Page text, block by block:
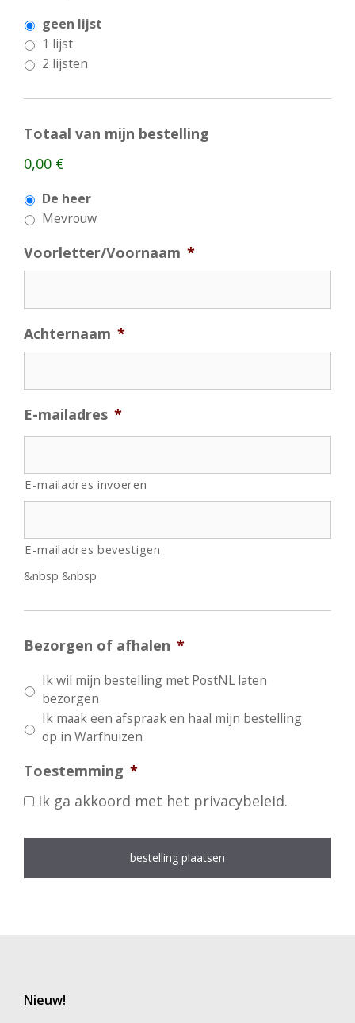
geen lijst
1 lijst
2 lijsten
Totaal van mijn bestelling
0,00 €
G
e
n
t
t
e
l
De heer
Mevrouw
Voorletter/Voornaam *
Achternaam *
E-mailadres *
E-mailadres invoeren
E-mailadres bevestigen
&nbsp &nbsp
Bezorgen of afhalen *
Ik wil mijn bestelling met PostNL laten
bezorgen
Ik maak een afspraak en haal mijn bestelling
op in Warfhuizen
Toestemming *
Ik ga akkoord met het privacybeleid.
Nieuw!